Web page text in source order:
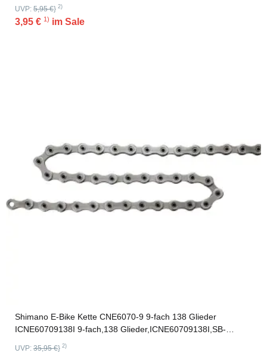
UVP: 5,95 €} 2)
3,95 € 1) im Sale
Shimano E-Bike Kette CNE6070-9 9-fach 138 Glieder
ICNE60709138I 9-fach,138 Glieder,ICNE60709138I,SB-
UVP: 35,95 €} 2)